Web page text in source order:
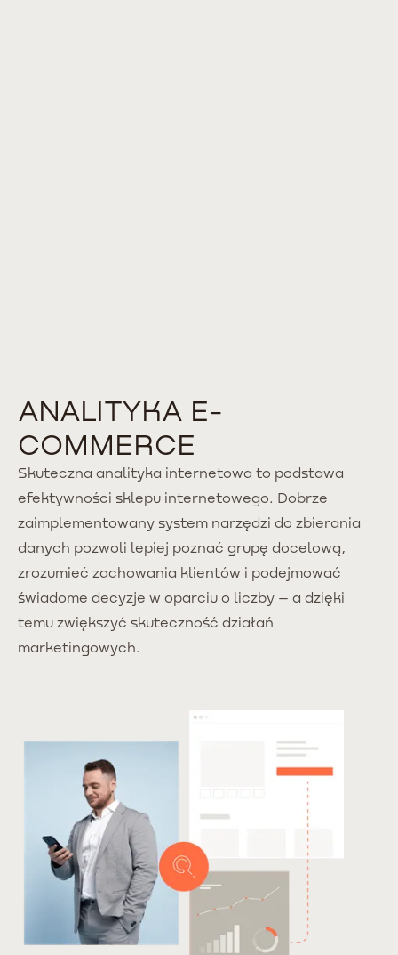
ANALITYKA E-
COMMERCE
Skuteczna analityka internetowa to podstawa
efektywności sklepu internetowego. Dobrze
zaimplementowany system narzędzi do zbierania
danych pozwoli lepiej poznać grupę docelową,
zrozumieć zachowania klientów i podejmować
świadome decyzje w oparciu o liczby – a dzięki
temu zwiększyć skuteczność działań
marketingowych.